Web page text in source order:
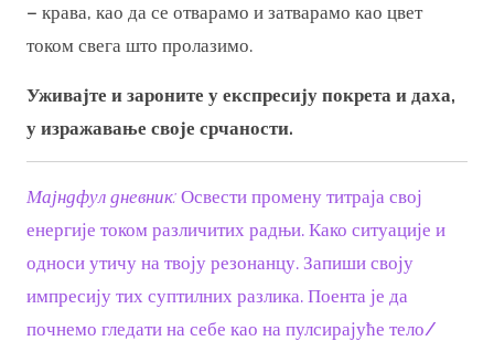
– крава, као да се отварамо и затварамо као цвет
током свега што пролазимо.
Уживајте и зароните у експресију покрета и даха,
у изражавање своје срчаности.
Мајндфул дневник: Освести промену титраја свој
енергије током различитих радњи. Како ситуације и
односи утичу на твоју резонанцу. Запиши своју
импресију тих суптилних разлика. Поента је да
почнемо гледати на себе као на пулсирајуће тело/